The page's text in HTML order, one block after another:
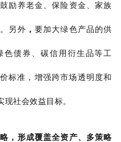
励养老金、保险资金、家族
另外 ， 要加大绿色产品的供
债券、碳信用衍生品等工
标准，增强跨市场透明度和
社会效益目标。
，形成覆盖全资产、多策略